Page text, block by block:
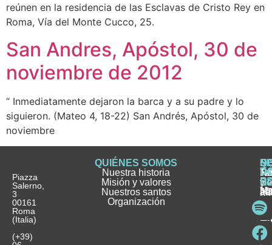
reúnen en la residencia de las Esclavas de Cristo Rey en
Roma, Vía del Monte Cucco, 25.
San Andres, Apóstol, 30 de
noviembre de 2012
“ Inmediatamente dejaron la barca y a su padre y lo
siguieron. (Mateo 4, 18-22) San Andrés, Apóstol, 30 de
noviembre
Piazza
Salerno,
3
00161
Roma
(Italia)
(+39)
QUIÉNES SOMOS
Nuestra historia
Misión y valores
Nuestros santos
Organización
e
y
y